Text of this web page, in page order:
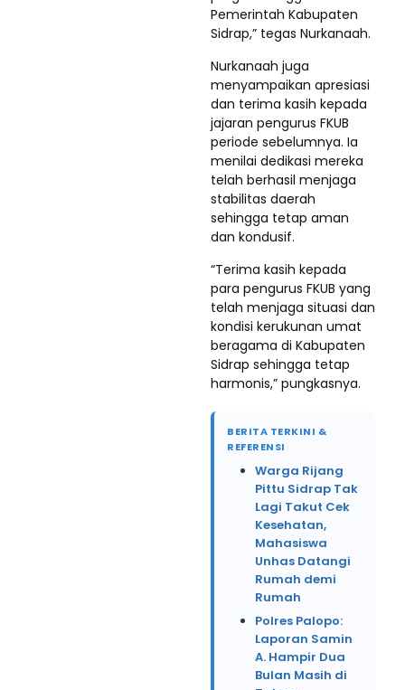
Pemerintah Kabupaten
Sidrap,” tegas Nurkanaah.
Nurkanaah juga
menyampaikan apresiasi
dan terima kasih kepada
jajaran pengurus FKUB
periode sebelumnya. Ia
menilai dedikasi mereka
telah berhasil menjaga
stabilitas daerah
sehingga tetap aman
dan kondusif.
“Terima kasih kepada
para pengurus FKUB yang
telah menjaga situasi dan
kondisi kerukunan umat
beragama di Kabupaten
Sidrap sehingga tetap
harmonis,” pungkasnya.
BERITA TERKINI &
REFERENSI
Warga Rijang
Pittu Sidrap Tak
Lagi Takut Cek
Kesehatan,
Mahasiswa
Unhas Datangi
Rumah demi
Rumah
Polres Palopo:
Laporan Samin
A. Hampir Dua
Bulan Masih di